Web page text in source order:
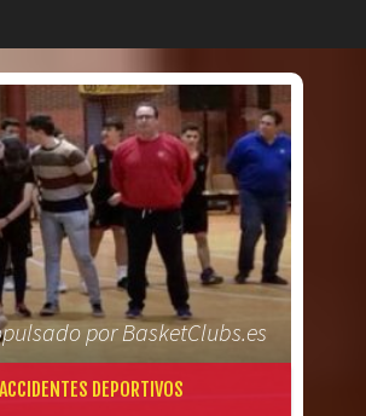
por BasketClubs.es
DEPORTIVOS